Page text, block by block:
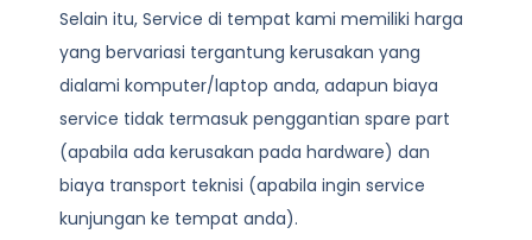
Selain itu, Service di tempat kami memiliki harga
yang bervariasi tergantung kerusakan yang
dialami komputer/laptop anda, adapun biaya
service tidak termasuk penggantian spare part
(apabila ada kerusakan pada hardware) dan
biaya transport teknisi (apabila ingin service
kunjungan ke tempat anda).